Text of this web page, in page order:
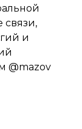
связи,
и
@mazov